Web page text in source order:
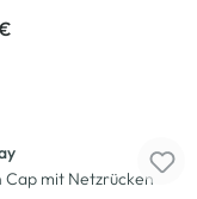
Cap mit Netzrücken